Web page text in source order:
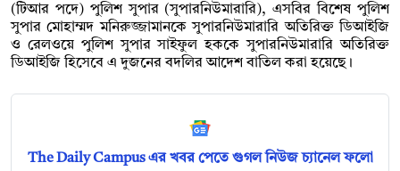
(টিআর পদে) পুলিশ সুপার (সুপারনিউমারারি), এসবির বিশেষ পুলিশ
সুপার মোহাম্মদ মনিরুজ্জামানকে সুপারনিউমারারি অতিরিক্ত ডিআইজি
ও রেলওয়ে পুলিশ সুপার সাইফুল হককে সুপারনিউমারারি অতিরিক্ত
ডিআইজি হিসেবে এ দুজনের বদলির আদেশ বাতিল করা হয়েছে।
The Daily Campus এর খবর পেতে গুগল নিউজ চ্যানেল ফলো